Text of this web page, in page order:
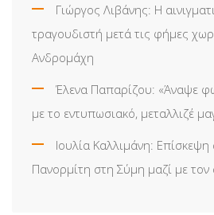
Γιώργος Λιβάνης: Η
τραγουδιστή μετά τις φήμες
Ανδρομάχη
Έλενα Παπαρίζου: «Άναψε
με το εντυπωσιακό, μεταλλιζέ
Ιουλία Καλλιμάνη:
Πανορμίτη στη Σύμη μαζί με